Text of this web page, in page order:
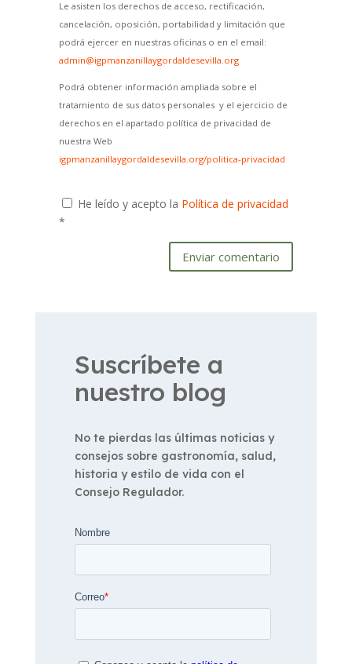
Le asisten los derechos de acceso, rectificación,
cancelación, oposición, portabilidad y limitación que
podrá ejercer en nuestras oficinas o en el email:
admin@igpmanzanillaygordaldesevilla.org
Podrá obtener información ampliada sobre el
tratamiento de sus datos personales y el ejercicio de
derechos en el apartado política de privacidad de
nuestra Web
igpmanzanillaygordaldesevilla.org/politica-privacidad
He leído y acepto la Política de privacidad
*
Enviar comentario
Suscríbete a
nuestro blog
No te pierdas las últimas noticias y
consejos sobre gastronomía, salud,
historia y estilo de vida con el
Consejo Regulador.